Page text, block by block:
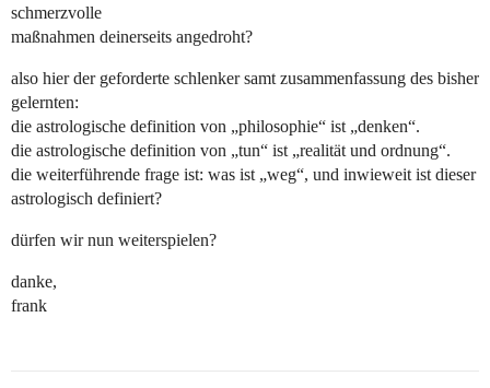
schmerzvolle
maßnahmen deinerseits angedroht?
also hier der geforderte schlenker samt zusammenfassung des bisher
gelernten:
die astrologische definition von „philosophie“ ist „denken“.
die astrologische definition von „tun“ ist „realität und ordnung“.
die weiterführende frage ist: was ist „weg“, und inwieweit ist dieser
astrologisch definiert?
dürfen wir nun weiterspielen?
danke,
frank